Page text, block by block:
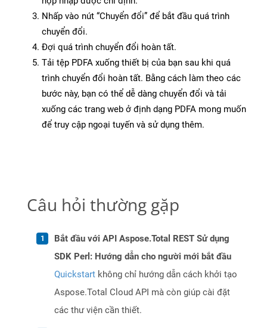
Nhấp vào nút “Chuyển đổi” để bắt đầu quá trình
chuyển đổi.
Đợi quá trình chuyển đổi hoàn tất.
Tải tệp PDFA xuống thiết bị của bạn sau khi quá
trình chuyển đổi hoàn tất. Bằng cách làm theo các
bước này, bạn có thể dễ dàng chuyển đổi và tải
xuống các trang web ở định dạng PDFA mong muốn
để truy cập ngoại tuyến và sử dụng thêm.
Câu hỏi thường gặp
Bắt đầu với API Aspose.Total REST Sử dụng
SDK Perl: Hướng dẫn cho người mới bắt đầu
Quickstart không chỉ hướng dẫn cách khởi tạo
Aspose.Total Cloud API mà còn giúp cài đặt
các thư viện cần thiết.